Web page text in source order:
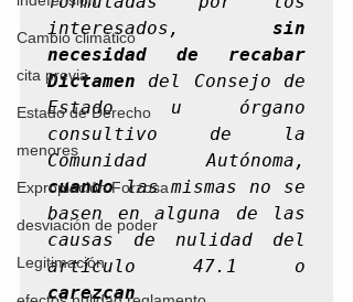
Cambio climático
cita previa
Estado de Derecho
menores
Expropiación Forzosa
desviación de poder
Legitimación
interesados, sin
necesidad de recabar
Dictamen del Consejo de
Estado u órgano
consultivo de la
cuando las mismas no se
basen en alguna de las
causas de nulidad del
carezcan